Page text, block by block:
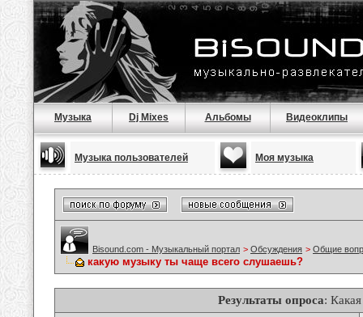
Музыка Dj Mixes Альбомы Видеоклипы
Музыка пользователей Моя музыка
Bisound.com - Музыкальный портал > Обсуждения > Общие
какую музыку ты чаще всего слушаешь?
Результаты опроса: